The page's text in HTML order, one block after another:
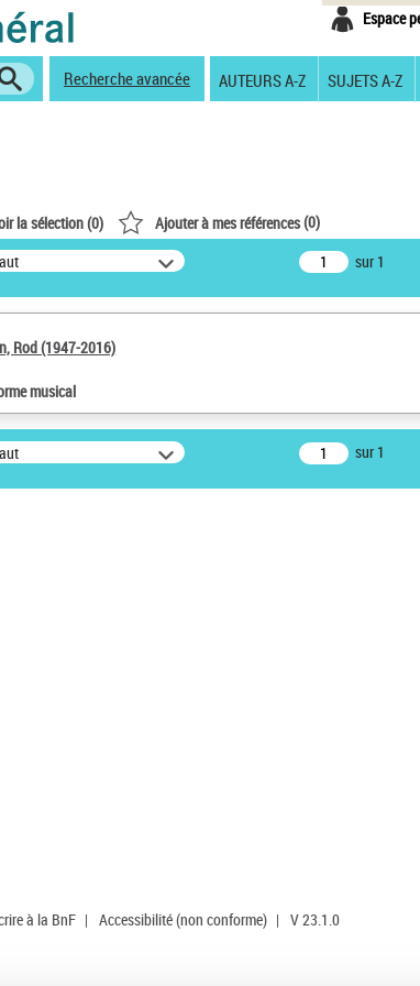
Espace
Recherche avancée AUTEURS A-Z SUJETS A-Z
la sélection (0) Ajouter à mes références(0)
sur 1
Rod (1947-2016)
musical
sur 1
à la BnF | Accessibilité (non conforme) | V 23.1.0